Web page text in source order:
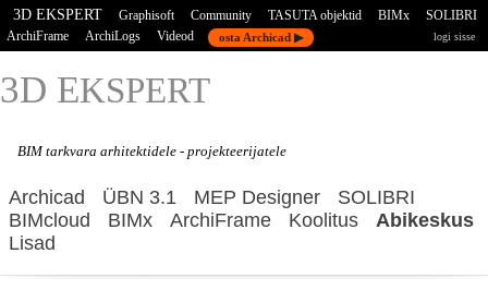
3D EKSPERT Graphisoft Community TASUTA objektid BIMx
SOLIBRI
ArchiFrame
ArchiLogs Videod osta Archicad ▶ logi sisse
3D EKSPERT
BIM tarkvara arhitektidele - projekteerijatele
Archicad ÜBN 3.1 MEP Designer
SOLIBRI
BIMcloud
BIMx ArchiFrame Koolitus
Abikeskus
Lisad